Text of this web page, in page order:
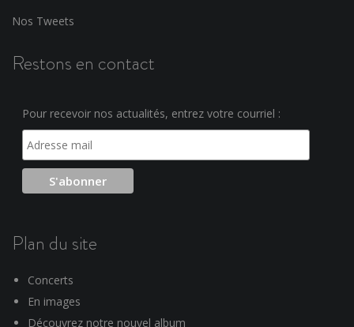
Nos Tweets
Restons en contact
Pour recevoir nos actualités, entrez votre courriel :
Plan du site
Concerts
En images
Découvrez notre nouvel album